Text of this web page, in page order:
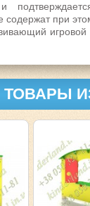
и
содержат при
ТОВАРЫ